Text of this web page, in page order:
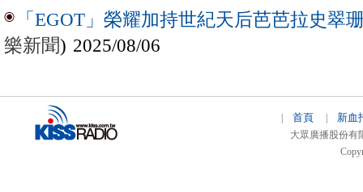
「EGOT」榮耀加持世紀天后芭芭拉史翠
樂新聞) 2025/08/06
首頁 新血
大眾廣播股份有